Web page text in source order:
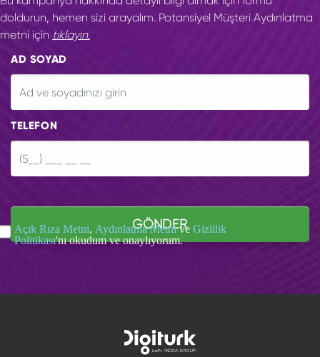
doldurun, hemen sizi arayalım. Potansiyel Müşteri Aydınlatma
metni için tıklayın.
AD SOYAD
TELEFON
GÖNDER
Açık Rıza Metni, Aydınlatma Metnive Gizlilik
Politikası'nı okudum ve onaylıyorum.